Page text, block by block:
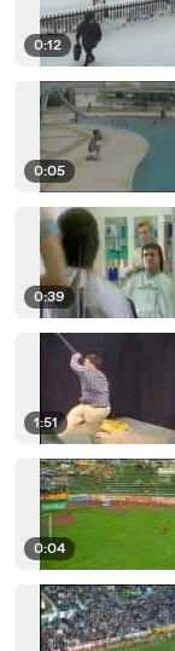
0:12
0:05
0:39
1:51
0:04